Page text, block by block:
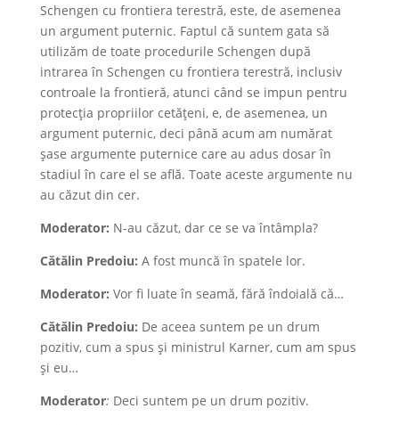
Schengen cu frontiera terestră, este, de asemenea
un argument puternic. Faptul că suntem gata să
utilizăm de toate procedurile Schengen după
intrarea în Schengen cu frontiera terestră, inclusiv
controale la frontieră, atunci când se impun pentru
protecția propriilor cetățeni, e, de asemenea, un
argument puternic, deci până acum am numărat
șase argumente puternice care au adus dosar în
stadiul în care el se află. Toate aceste argumente nu
au căzut din cer.
Moderator: N-au căzut, dar ce se va întâmpla?
Cătălin Predoiu: A fost muncă în spatele lor.
Moderator: Vor fi luate în seamă, fără îndoială că…
Cătălin Predoiu: De aceea suntem pe un drum
pozitiv, cum a spus și ministrul Karner, cum am spus
și eu…
Moderator: Deci suntem pe un drum pozitiv.